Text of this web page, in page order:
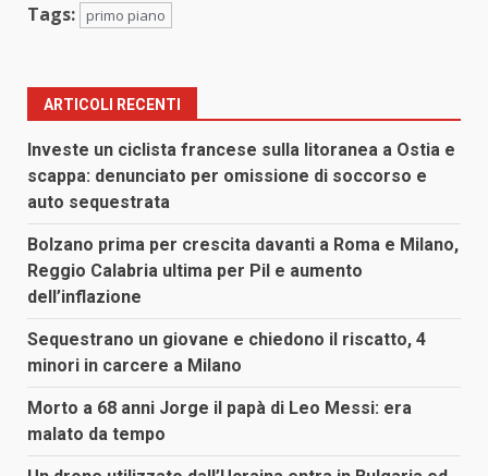
Tags: primo piano
ARTICOLI RECENTI
Investe un ciclista francese sulla litoranea a Ostia e
scappa: denunciato per omissione di soccorso e
auto sequestrata
Bolzano prima per crescita davanti a Roma e Milano,
Reggio Calabria ultima per Pil e aumento
dell’inflazione
Sequestrano un giovane e chiedono il riscatto, 4
minori in carcere a Milano
Morto a 68 anni Jorge il papà di Leo Messi: era
malato da tempo